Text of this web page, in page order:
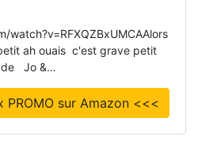
watch?v=RFXQZBxUMCAAlors
ah ouais c'est grave petit
de Jo &…
PROMO sur Amazon <<<